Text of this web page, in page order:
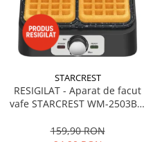
STARCREST
RESIGILAT - Aparat de facut
vafe STARCREST WM-2503BX,
temperatura, Placi cu invelis
159,90 RON